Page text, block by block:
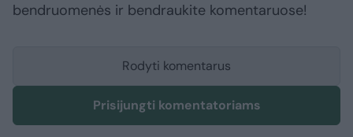
bendruomenės ir bendraukite komentaruose!
Rodyti komentarus
Prisijungti komentatoriams